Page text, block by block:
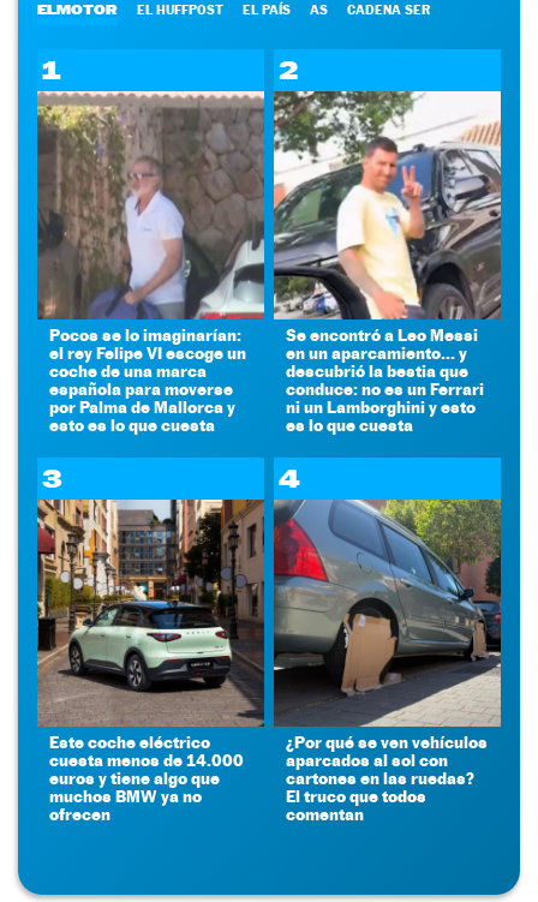
ELMOTOR EL HUFFPOST EL PAÍS AS CADENA SER
1
Pocos se lo imaginarían:
el rey Felipe VI escoge un
coche de una marca
española para moverse
por Palma de Mallorca y
esto es lo que cuesta
2
Se encontró a Leo Messi
en un aparcamiento... y
descubrió la bestia que
conduce: no es un Ferrari
ni un Lamborghini y esto
es lo que cuesta
3
Este coche eléctrico
cuesta menos de 14.000
euros y tiene algo que
muchos BMW ya no
ofrecen
4
¿Por qué se ven vehículos
aparcados al sol con
cartones en las ruedas?
El truco que todos
comentan